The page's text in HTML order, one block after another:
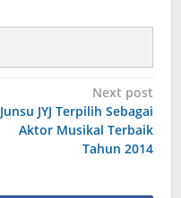
Next post
Junsu JYJ Terpilih Sebagai
Aktor Musikal Terbaik
Tahun 2014